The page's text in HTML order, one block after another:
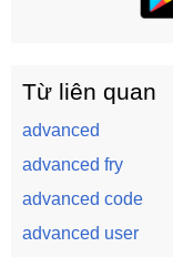
Từ liên quan
advanced
advanced fry
advanced code
advanced user